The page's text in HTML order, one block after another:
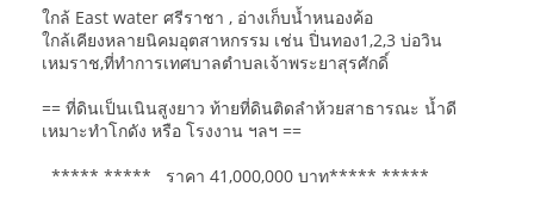
ใกล้ East water ศรีราชา , อ่างเก็บน้ำหนองค้อ
ใกล้เคียงหลายนิคมอุตสาหกรรม เช่น ปิ่นทอง1,2,3 บ่อวิน
เหมราช,ที่ทำการเทศบาลตำบลเจ้าพระยาสุรศักดิ์
== ที่ดินเป็นเนินสูงยาว ท้ายที่ดินติดลำห้วยสาธารณะ น้ำดี
เหมาะทำโกดัง หรือ โรงงาน ฯลฯ ==
***** ***** ราคา 41,000,000 บาท***** *****